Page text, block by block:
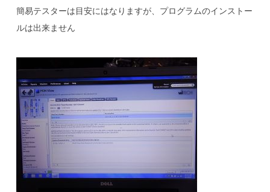
簡易テスターは目安にはなりますが、プログラムのインストー
ルは出来ません